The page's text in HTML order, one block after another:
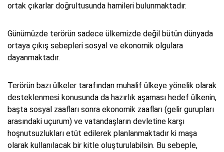
ortak çıkarlar doğrultusunda hamileri bulunmaktadır.
Günümüzde terörün sadece ülkemizde değil bütün dünyada
ortaya çıkış sebepleri sosyal ve ekonomik olgulara
dayanmaktadır.
Terörün bazı ülkeler tarafından muhalif ülkeye yönelik olarak
desteklenmesi konusunda da hazırlık aşaması hedef ülkenin,
başta sosyal zaafları sonra ekonomik zaafları (gelir gurupları
arasındaki uçurum) ve vatandaşların devletine karşı
hoşnutsuzlukları etüt edilerek planlanmaktadır ki maşa
olarak kullanılacak bir kitle oluşturulabilsin. Bu sebeple,